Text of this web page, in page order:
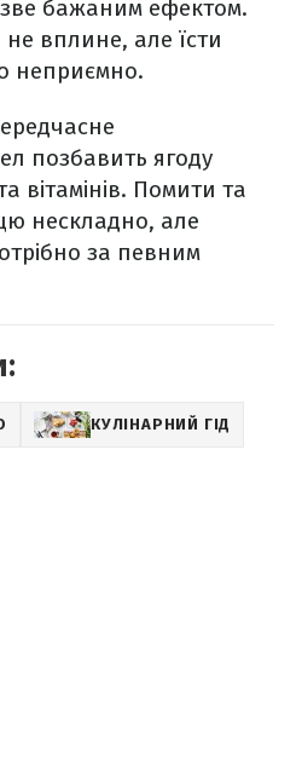
бажаним ефектом.
вплине, але їсти
неприємно.
позбавить ягоду
вітамінів. Помити та
нескладно, але
за певним
КУЛІНАРНИЙ ГІД